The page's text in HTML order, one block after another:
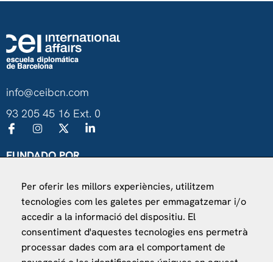
info@ceibcn.com
93 205 45 16 Ext. 0
FUNDADO POR
Ministerio de Asuntos Exteriores, UE y Cooperación
Fundación "la Caixa"
Per oferir les millors experiències, utilitzem
tecnologies com les galetes per emmagatzemar i/o
accedir a la informació del dispositiu. El
consentiment d'aquestes tecnologies ens permetrà
processar dades com ara el comportament de